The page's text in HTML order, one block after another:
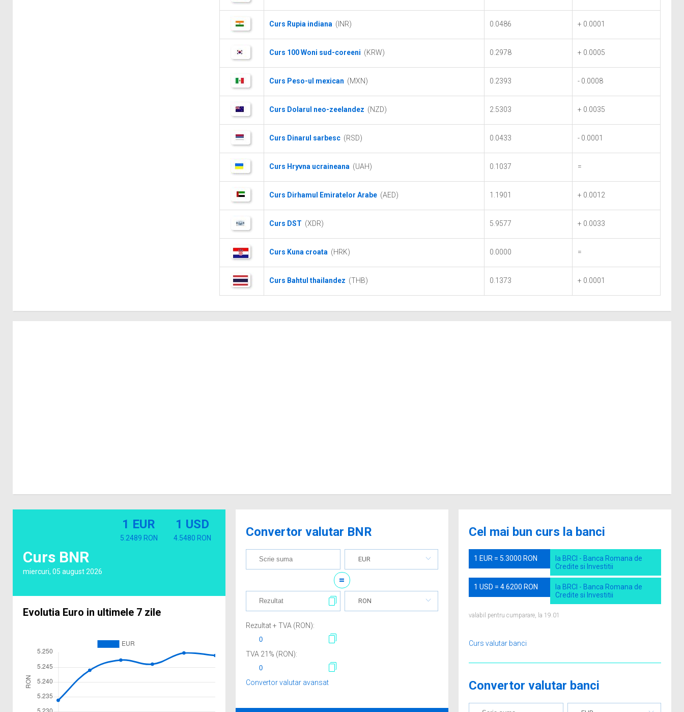
Curs Rupia indiana (INR) 0.0486 + 0.0001
Curs 100 Woni sud-coreeni (KRW) 0.2978 + 0.0005
Curs Peso-ul mexican (MXN) 0.2393 - 0.0008
Curs Dolarul neo-zeelandez (NZD) 2.5303 + 0.0035
Curs Dinarul sarbesc (RSD) 0.0433 - 0.0001
Curs Hryvna ucraineana (UAH) 0.1037 =
Curs Dirhamul Emiratelor Arabe (AED) 1.1901 + 0.0012
Curs DST (XDR) 5.9577 + 0.0033
Curs Kuna croata (HRK) 0.0000 =
Curs Bahtul thailandez (THB) 0.1373 + 0.0001
Curs BNR
miercuri, 05 august 2026
1 EUR
5.2489 RON
1 USD
4.5480 RON
Evolutia Euro in ultimele 7 zile
Convertor valutar BNR
EUR
=
RON
Rezultat + TVA (RON):
TVA 21 % (RON):
Convertor valutar avansat
Cel mai bun curs la banci
1 EUR = 5.3000 RON
la BRCI - Banca Romana de
Credite si Investitii
1 USD = 4.6200 RON
la BRCI - Banca Romana de
Credite si Investitii
valabil pentru cumparare, la 19.01
Curs valutar banci
Convertor valutar banci